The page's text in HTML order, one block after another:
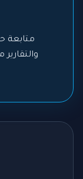
متابعة